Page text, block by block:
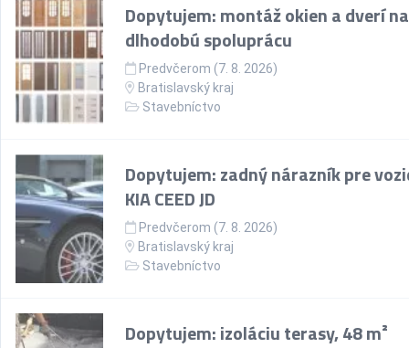
Dopytujem: montáž okien a dverí na
dlhodobú spoluprácu
Predvčerom (7. 8. 2026)
Bratislavský kraj
Stavebníctvo
Dopytujem: zadný nárazník pre
KIA CEED JD
Predvčerom (7. 8. 2026)
Bratislavský kraj
Stavebníctvo
Dopytujem: izoláciu terasy, 48 m²